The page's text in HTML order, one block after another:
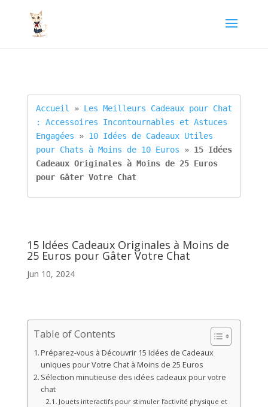
Accueil » Les Meilleurs Cadeaux pour Chat
: Accessoires Incontournables et Astuces
Engagées » 10 Idées de Cadeaux Utiles
pour Chats à Moins de 10 Euros » 15 Idées
Cadeaux Originales à Moins de 25 Euros
pour Gâter Votre Chat
15 Idées Cadeaux Originales à Moins de
25 Euros pour Gâter Votre Chat
Jun 10, 2024
Table of Contents
Préparez-vous à Découvrir 15 Idées de Cadeaux
uniques pour Votre Chat à Moins de 25 Euros
Sélection minutieuse des idées cadeaux pour votre
chat
Jouets interactifs pour stimuler l’activité physique et